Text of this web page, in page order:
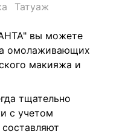
Татуаж
вы можете
омолаживающих
макияжа и
тщательно
с учетом